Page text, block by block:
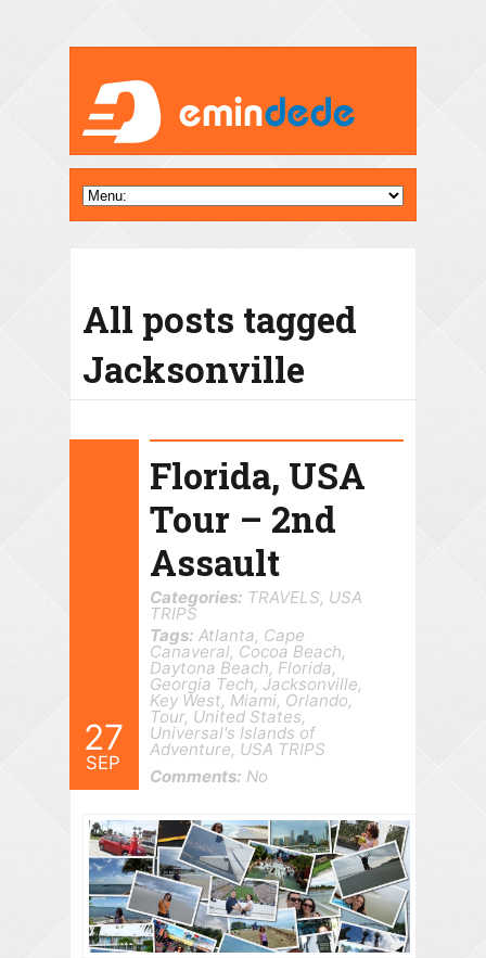
All posts tagged
Jacksonville
27
SEP
Florida, USA
Tour – 2nd
Assault
Categories: TRAVELS, USA
TRIPS
Tags: Atlanta, Cape
Canaveral, Cocoa Beach,
Daytona Beach, Florida,
Georgia Tech, Jacksonville,
Key West, Miami, Orlando,
Tour, United States,
Universal's Islands of
Adventure, USA TRIPS
Comments: No